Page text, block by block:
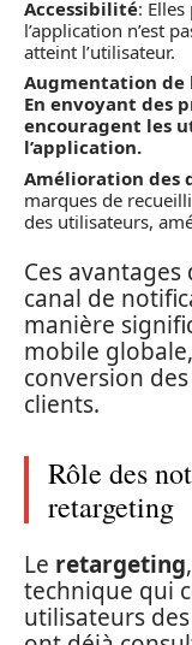
Accessibilité:
l’application n’est
atteint l’utilisateur.
Augmentation de
En envoyant des
encouragent les
l’application.
Amélioration des
marques de
des utilisateurs,
Ces
canal de
manière
mobile
conversion
clients.
Rôle des
retargeting
Le retargeting
technique qui
utilisateurs